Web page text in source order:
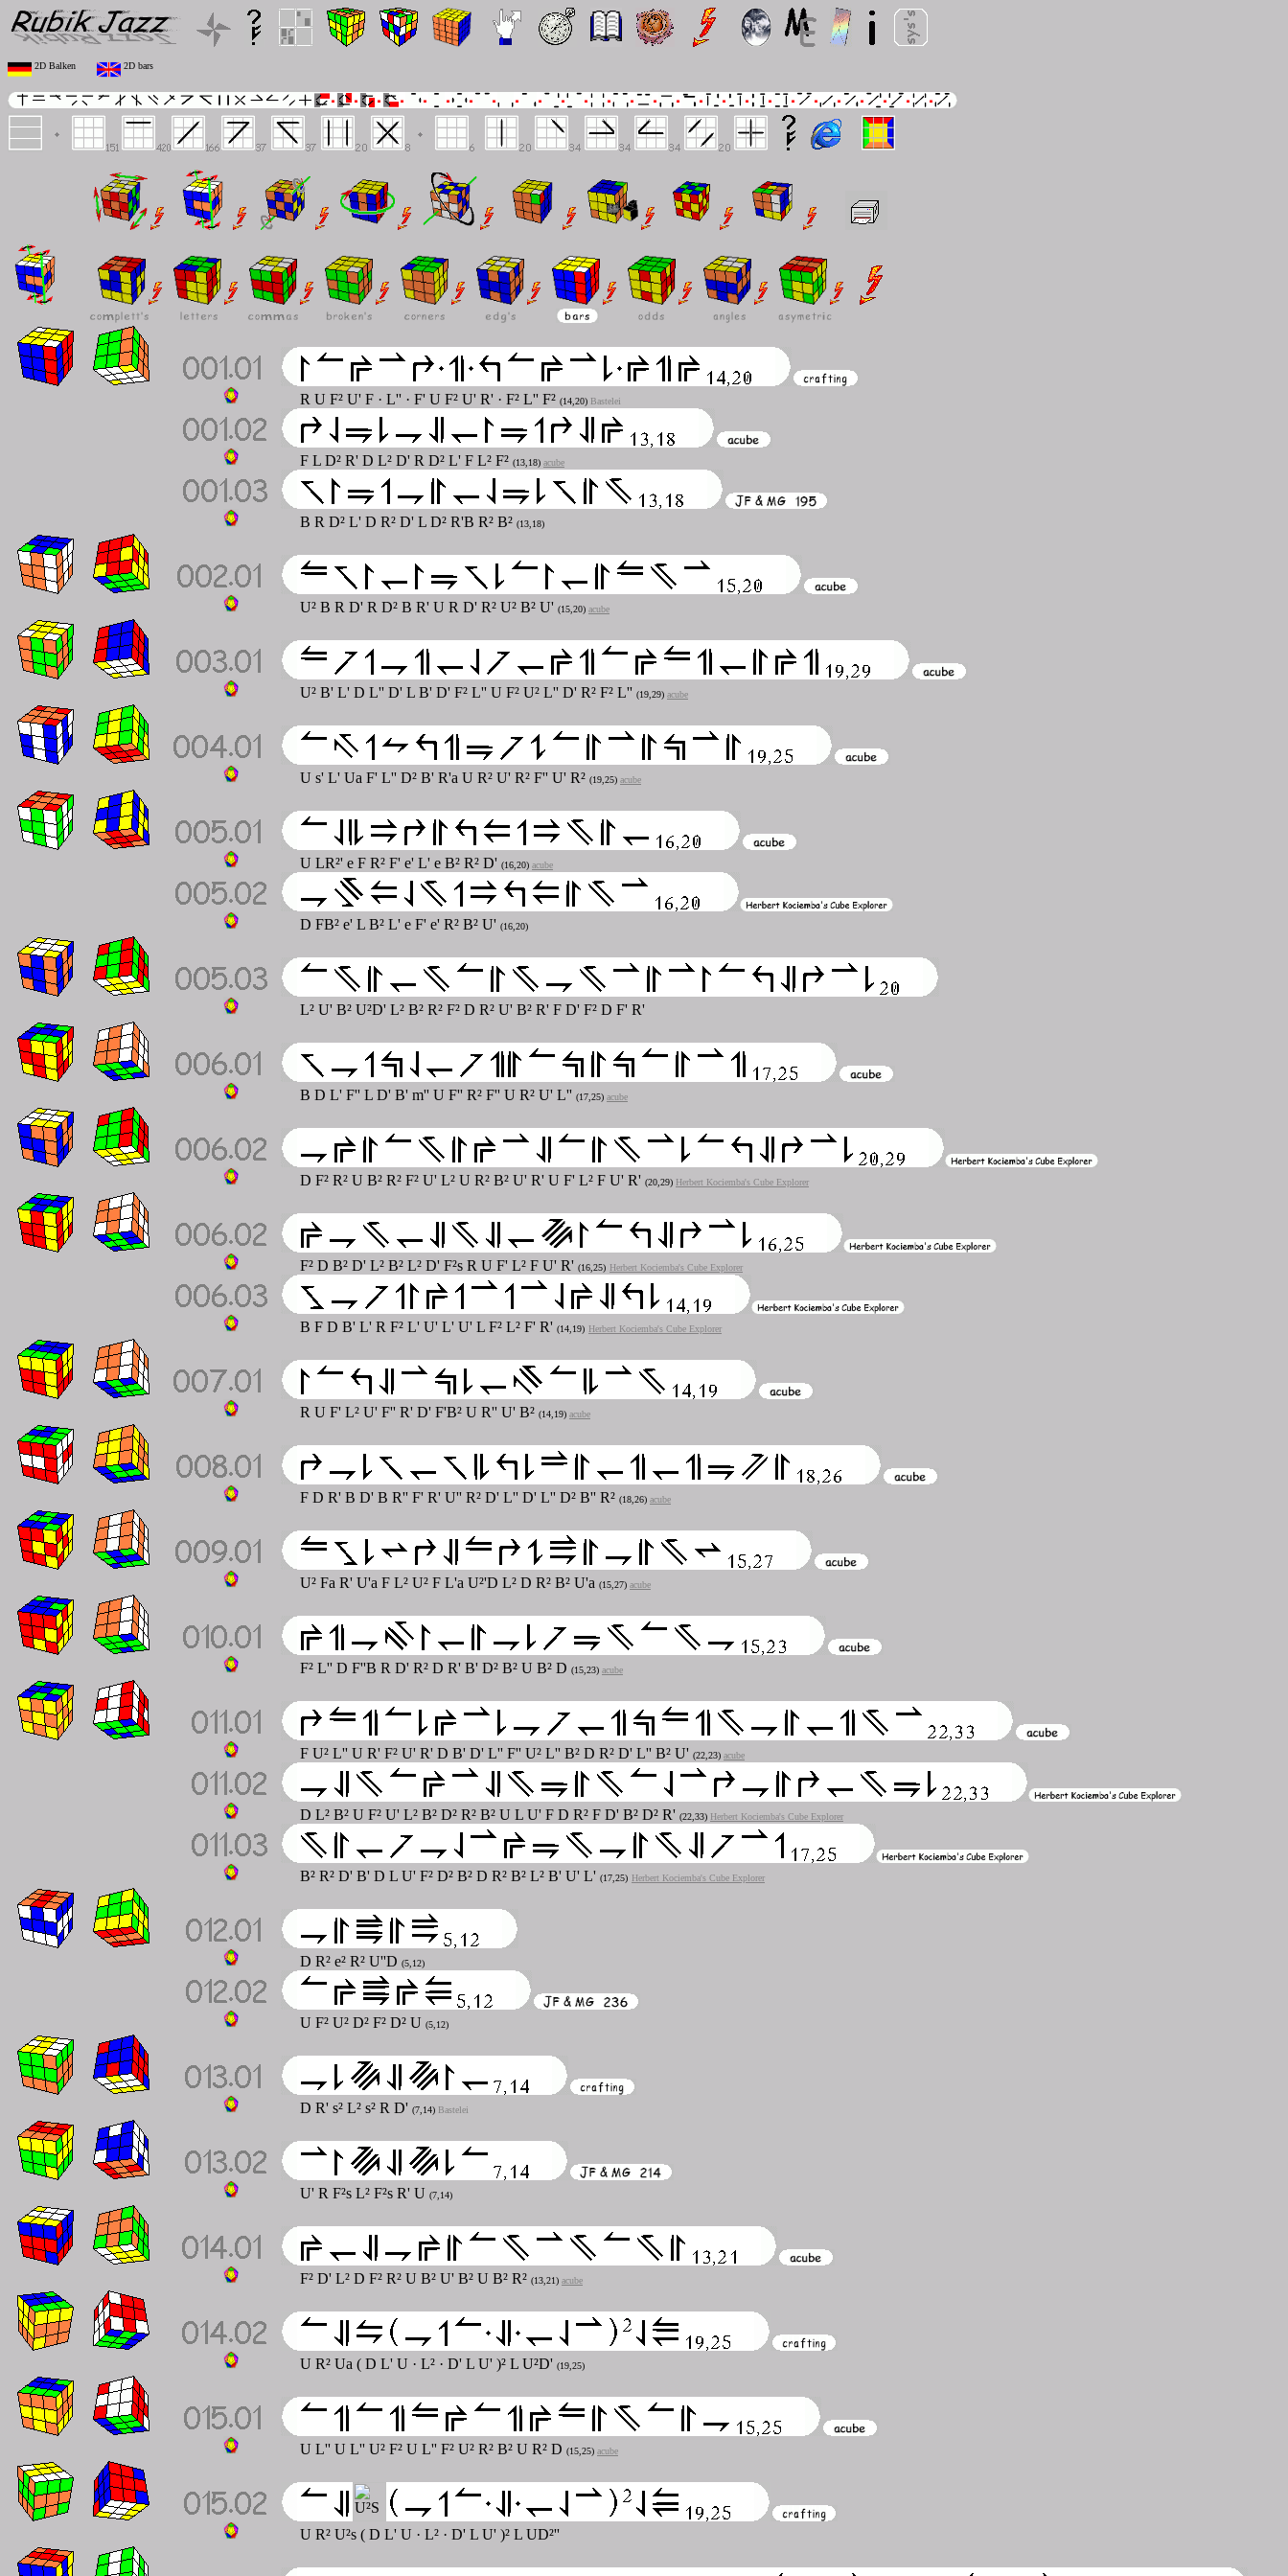
2D Balken 2D bars
R U F² U' F · L'' · F' U F² U' R' · F² L'' F² (14,20) Bastelei
F L D² R' D L² D' R D² L' F L² F² (13,18) acube
B R D² L' D R² D' L D² R'B R² B² (13,18)
U² B R D' R D² B R' U R D' R² U² B² U' (15,20) acube
U² B' L' D L'' D' L B' D' F² L'' U F² U² L'' D' R² F² L'' (19,29) acube
U s' L' Ua F' L'' D² B' R'a U R² U' R² F'' U' R² (19,25) acube
U LR²' e F R² F' e' L' e B² R² D' (16,20) acube
D FB² e' L B² L' e F' e' R² B² U' (16,20)
L² U' B² U²D' L² B² R² F² D R² U' B² R' F D' F² D F' R'
B D L' F'' L D' B' m'' U F'' R² F'' U R² U' L'' (17,25) acube
D F² R² U B² R² F² U' L² U R² B² U' R' U F' L² F U' R' (20,29) Herbert Kociemba's Cube Explorer
F² D B² D' L² B² L² D' F²s R U F' L² F U' R' (16,25) Herbert Kociemba's Cube Explorer
B F D B' L' R F² L' U' L' U' L F² L² F' R' (14,19) Herbert Kociemba's Cube Explorer
R U F' L² U' F'' R' D' F'B² U R'' U' B² (14,19) acube
F D R' B D' B R'' F' R' U'' R² D' L'' D' L'' D² B'' R² (18,26) acube
U² Fa R' U'a F L² U² F L'a U²'D L² D R² B² U'a (15,27) acube
F² L'' D F''B R D' R² D R' B' D² B² U B² D (15,23) acube
F U² L'' U R' F² U' R' D B' D' L'' F'' U² L'' B² D R² D' L'' B² U' (22,23) acube
D L² B² U F² U' L² B² D² R² B² U L U' F D R² F D' B² D² R' (22,33) Herbert Kociemba's Cube Explorer
B² R² D' B' D L U' F² D² B² D R² B² L² B' U' L' (17,25) Herbert Kociemba's Cube Explorer
D R² e² R² U''D (5,12)
U F² U² D² F² D² U (5,12)
D R' s² L² s² R D' (7,14) Bastelei
U' R F²s L² F²s R' U (7,14)
F² D' L² D F² R² U B² U' B² U B² R² (13,21) acube
U R² Ua ( D L' U · L² · D' L U' )² L U²D' (19,25)
U L'' U L'' U² F² U L'' F² U² R² B² U R² D (15,25) acube
U R² U²s ( D L' U · L² · D' L U' )² L UD²''